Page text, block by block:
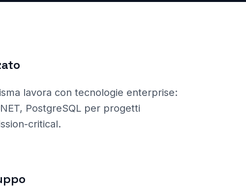
lavora con tecnologie enterprise:
PostgreSQL per progetti
critical.